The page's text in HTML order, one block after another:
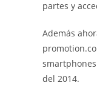
partes y
Además
del 2014.